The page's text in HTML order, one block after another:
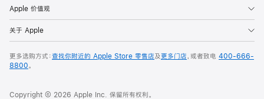
Apple 价值观
关于 Apple
更多选购方式：查找你附近的 Apple Store 零售店及更多门店，或者致电 400-666-
8800。
Copyright © 2026 Apple Inc. 保留所有权利。